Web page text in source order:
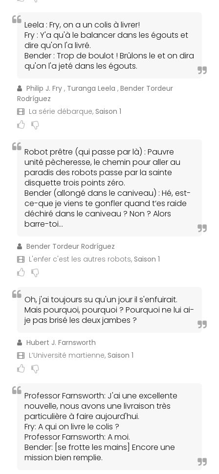
Leela : Fry, on a un colis à livrer!
Fry : Y'a qu'à le balancer dans les égouts et
dire qu'on l'a livré.
Bender : Trop de boulot ! Brûlons le et on dira
qu'on l'a jeté dans les égouts.
Philip J. Fry , Turanga Leela , Bender Tordeur
Rodríguez
La série débarque, Saison 1
Robot prêtre (qui passe par là) : Pauvre
unité pècheresse, le chemin pour aller au
paradis des robots passe par la sainte
disquette trois points zéro.
Bender (allongé dans le caniveau) : Hé, est-
ce-que je viens te gonfler quand t’es raide
déchiré dans le caniveau ? Non ? Alors
barre-toi…
Bender Tordeur Rodríguez
L'enfer c'est les autres robots, Saison 1
Oh, j'ai toujours su qu'un jour il s'enfuirait.
Mais pourquoi, pourquoi ? Pourquoi ne lui ai-
je pas brisé les deux jambes ?
Hubert J. Farnsworth
L’Université martienne, Saison 1
Professor Farnsworth: J'ai une excellente
nouvelle, nous avons une livraison très
particulière à faire aujourd'hui.
Fry: A qui on livre le colis ?
Professor Farnsworth: A moi.
Bender: [se frotte les mains] Encore une
mission bien remplie.